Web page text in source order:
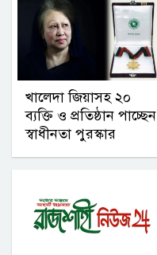
খালেদা জিয়াসহ ২০
ব্যক্তি ও প্রতিষ্ঠান পাচ্ছেন
স্বাধীনতা পুরস্কার